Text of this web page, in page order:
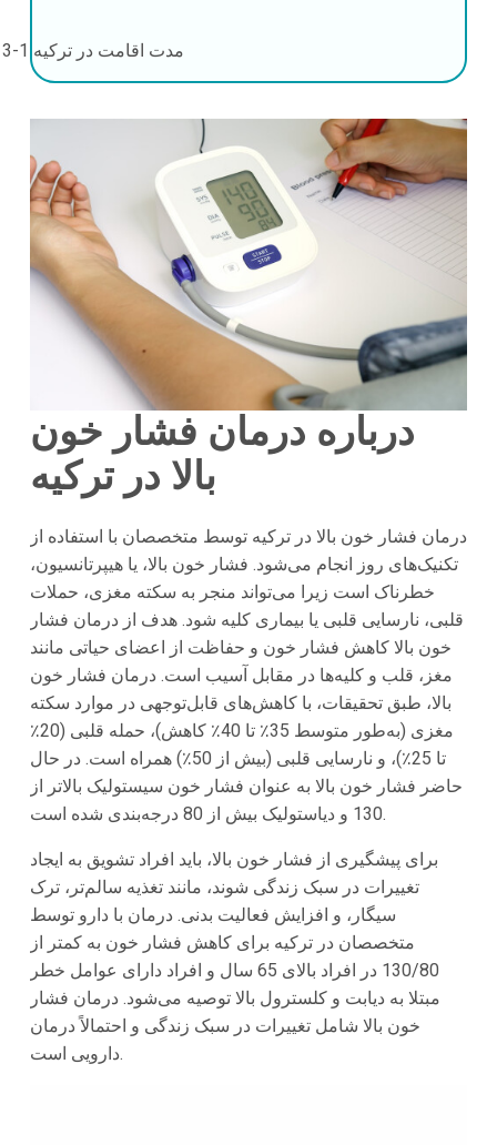
مدت اقامت در ترکیه 1-3 روز
درباره درمان فشار خون
بالا در ترکیه
درمان فشار خون بالا درترکیه توسط متخصصان با استفاده از
تکنیک‌های روز انجام می‌شود. فشار خون بالا، یا هیپرتانسیون،
خطرناک است زیرا می‌تواند منجر به سکته مغزی، حملات
قلبی، نارسایی قلبی یا بیماری کلیه شود. هدف از درمان فشار
خون بالا کاهش فشار خون و حفاظت از اعضای حیاتی مانند
مغز، قلب و کلیه‌ها در مقابل آسیب است. درمان فشار خون
بالا، طبق تحقیقات، با کاهش‌های قابل‌توجهی در موارد سکته
مغزی (به‌طور متوسط ​​35٪ تا 40٪ کاهش)، حمله قلبی (20٪
تا 25٪)، و نارسایی قلبی (بیش از 50٪) همراه است. در حال
حاضر فشار خون بالا به عنوان فشار خون سیستولیک بالاتر از
130 و دیاستولیک بیش از 80 درجه‌بندی شده است.
برای پیشگیری از فشار خون بالا، باید افراد تشویق به ایجاد
تغییرات در سبک زندگی شوند، مانند تغذیه سالم‌تر، ترک
سیگار، و افزایش فعالیت بدنی. درمان با دارو توسط
متخصصان درترکیه برای کاهش فشار خون به کمتر از
130/80 در افراد بالای 65 سال و افراد دارای عوامل خطر
مبتلا به دیابت و کلسترول بالا توصیه می‌شود. درمان فشار
خون بالا شامل تغییرات در سبک زندگی و احتمالاً درمان
دارویی است.